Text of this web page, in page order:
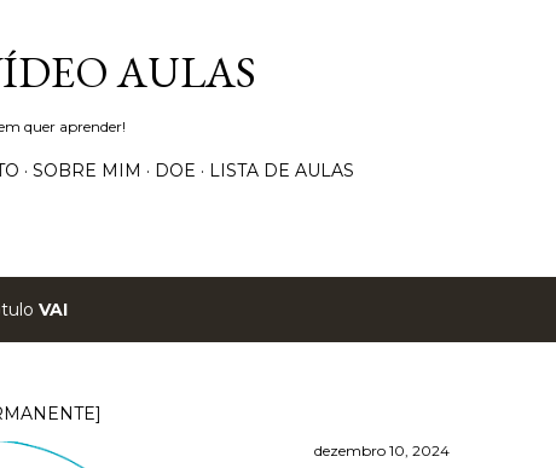
AULAS
quer aprender!
SOBRE MIM DOE LISTA DE AULAS
VAI
dezembro 10, 2024